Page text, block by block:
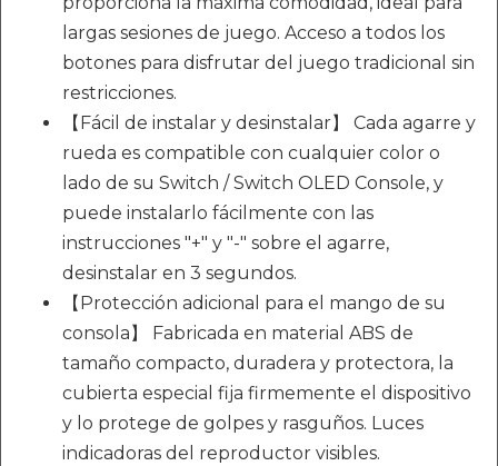
largas sesiones de juego. Acceso a todos los
botones para disfrutar del juego tradicional sin
restricciones.
【Fácil de instalar y desinstalar】 Cada agarre y
rueda es compatible con cualquier color o
lado de su Switch / Switch OLED Console, y
puede instalarlo fácilmente con las
instrucciones "+" y "-" sobre el agarre,
desinstalar en 3 segundos.
【Protección adicional para el mango de su
consola】 Fabricada en material ABS de
tamaño compacto, duradera y protectora, la
cubierta especial fija firmemente el dispositivo
y lo protege de golpes y rasguños. Luces
indicadoras del reproductor visibles.